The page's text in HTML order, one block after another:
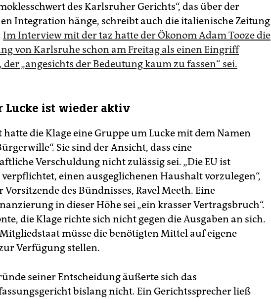
des Karlsruher Gerichts“, das über der
Integration hänge, schreibt auch die italienische Zeitung
Im Interview mit der taz hatte der Ökonom Adam Tooze die
von Karlsruhe schon am Freitag als einen Eingriff
der „angesichts der Bedeutung kaum zu fassen“ sei.
Lucke ist wieder aktiv
hatte die Klage eine Gruppe um Lucke mit dem Namen
Sie sind der Ansicht, dass eine
Verschuldung nicht zulässig sei. „Die EU ist
einen ausgeglichenen Haushalt vorzulegen“,
des Bündnisses, Ravel Meeth. Eine
in dieser Höhe sei „ein krasser Vertragsbruch“.
die Klage richte sich nicht gegen die Ausgaben an sich.
müsse die benötigten Mittel auf eigene
Verfügung stellen.
seiner Entscheidung äußerte sich das
bislang nicht. Ein Gerichtssprecher ließ